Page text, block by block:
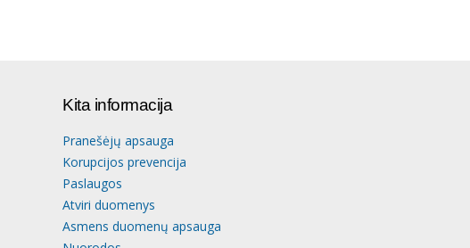
Kita informacija
Pranešėjų apsauga
Korupcijos prevencija
Paslaugos
Atviri duomenys
Asmens duomenų apsauga